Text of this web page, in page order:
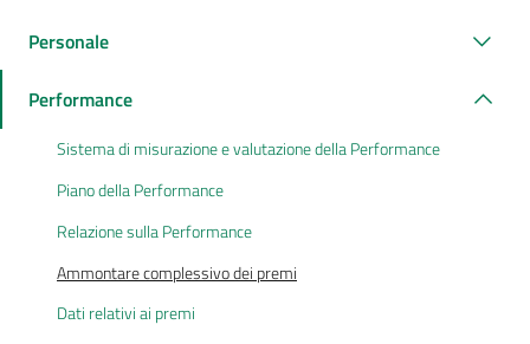
Personale
Performance
Sistema di misurazione e valutazione della Performance
Piano della Performance
Relazione sulla Performance
Ammontare complessivo dei premi
Dati relativi ai premi